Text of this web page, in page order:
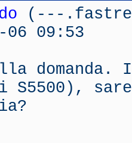
(---
09:53
domanda.